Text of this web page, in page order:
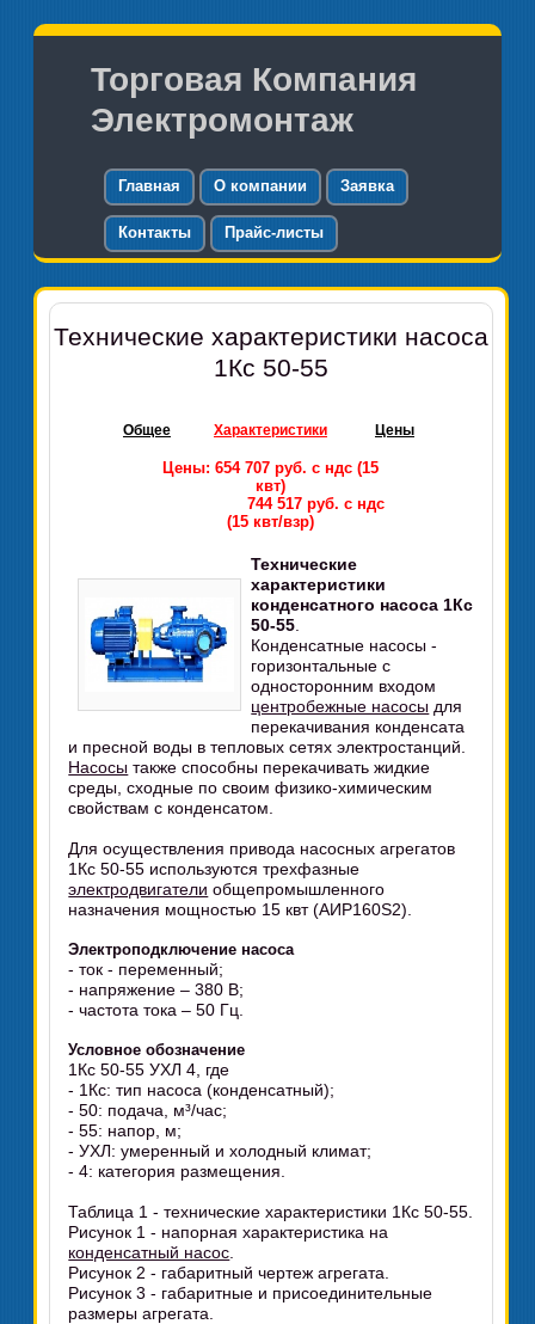
Торговая Компания
Электромонтаж
Главная О компании Заявка
Контакты Прайс-листы
Технические характеристики насоса
1Кс 50-55
Общее Характеристики Цены
Цены: 654 707 руб. с ндс (15
квт)
744 517 руб. с ндс
(15 квт/взр)
Технические
характеристики
конденсатного насоса 1Кс
50-55
Конденсатные насосы -
горизонтальные с
односторонним входом
центробежные насосы для
перекачивания конденсата
и пресной воды в тепловых сетях электростанций.
Насосы также способны перекачивать жидкие
среды, сходные по своим физико-химическим
свойствам с конденсатом.
Для осуществления привода насосных агрегатов
1Кс 50-55 используются трехфазные
электродвигатели общепромышленного
назначения мощностью 15 квт (АИР160S2).
Электроподключение насоса
- ток - переменный;
- напряжение – 380 В;
- частота тока – 50 Гц.
Условное обозначение
1Кс 50-55 УХЛ 4, где
- 1Кс: тип насоса (конденсатный);
- 50: подача, м³/час;
- 55: напор, м;
- УХЛ: умеренный и холодный климат;
- 4: категория размещения.
Таблица 1 - технические характеристики 1Кс 50-55.
Рисунок 1 - напорная характеристика на
конденсатный насос
Рисунок 2 - габаритный чертеж агрегата.
Рисунок 3 - габаритные и присоединительные
размеры агрегата.